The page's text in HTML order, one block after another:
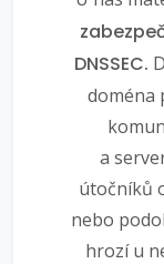
DNSSEC.
doména
a
útočníků
nebo
hrozí u